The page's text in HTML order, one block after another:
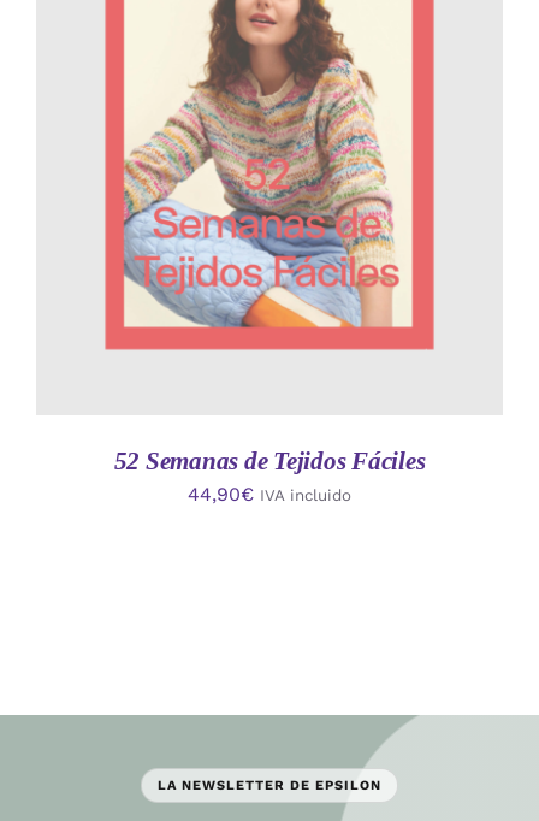
AÑADIR AL CARRITO
/
DETALLES
52 Semanas de Tejidos Fáciles
44,90€ IVA incluido
LA NEWSLETTER DE EPSILON